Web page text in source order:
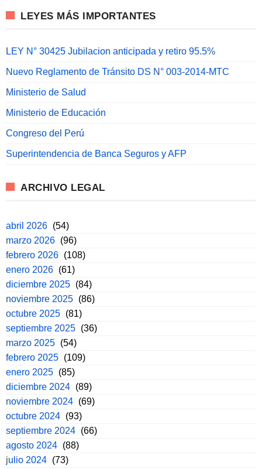
LEYES MÁS IMPORTANTES
LEY N° 30425 Jubilacion anticipada y retiro 95.5%
Nuevo Reglamento de Tránsito DS N° 003-2014-MTC
Ministerio de Salud
Ministerio de Educación
Congreso del Perú
Superintendencia de Banca Seguros y AFP
ARCHIVO LEGAL
abril 2026 (54)
marzo 2026 (96)
febrero 2026 (108)
enero 2026 (61)
diciembre 2025 (84)
noviembre 2025 (86)
octubre 2025 (81)
septiembre 2025 (36)
marzo 2025 (54)
febrero 2025 (109)
enero 2025 (85)
diciembre 2024 (89)
noviembre 2024 (69)
octubre 2024 (93)
septiembre 2024 (66)
agosto 2024 (88)
julio 2024 (73)